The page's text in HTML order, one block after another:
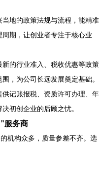
当地的政策法规与流程，能精准
期，让创业者专注于核心业
新的行业准入、税收优惠等政策
，为公司长远发展奠定基础。
供记账报税、资质许可办理、年
初创企业的后顾之忧。
服务商
机构众多，质量参差不齐。选